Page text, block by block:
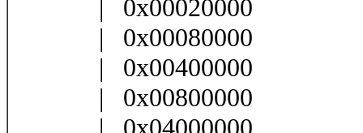
| 0x00020000
| 0x00080000
| 0x00400000
| 0x00800000